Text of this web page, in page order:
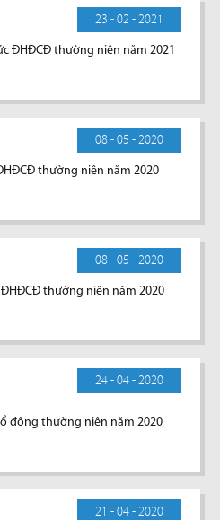
23 - 02 - 2021
ĐHĐCĐ thường niên năm 2021
08 - 05 - 2020
thường niên năm 2020
08 - 05 - 2020
thường niên năm 2020
24 - 04 - 2020
đông thường niên năm 2020
21 - 04 - 2020